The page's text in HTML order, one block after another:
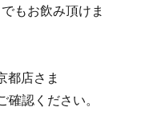
もお飲み頂けま
店さま
認ください。